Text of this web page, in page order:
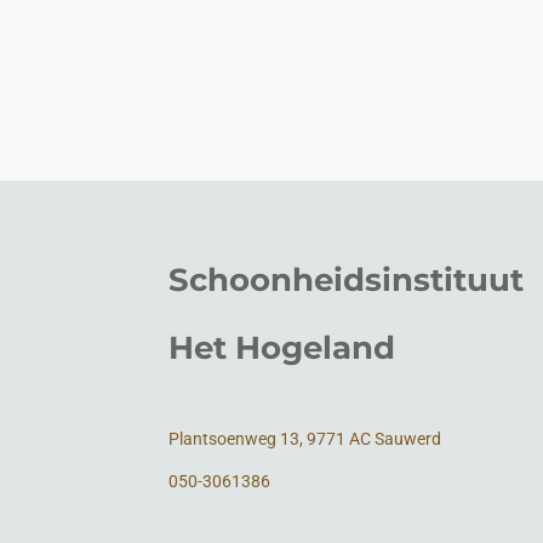
Schoonheidsinstituut
Het Hogeland
Plantsoenweg 13, 9771 AC Sauwerd
050-3061386